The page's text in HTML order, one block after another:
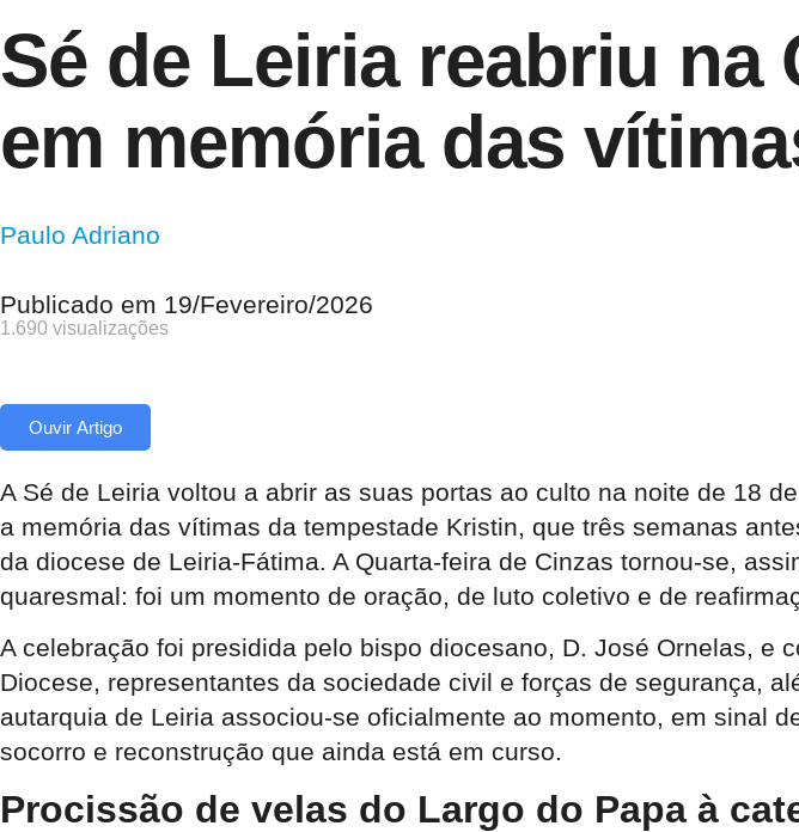
Sé de Leiria reabriu na
em memória das
Paulo Adriano
Publicado em 19/Fevereiro/2026
1.690 visualizações
Ouvir Artigo
A Sé de Leiria voltou a abrir as suas portas ao culto na noite de 18
a memória das vítimas da tempestade Kristin, que três semanas
da diocese de Leiria-Fátima. A Quarta-feira de Cinzas tornou-se,
quaresmal: foi um momento de oração, de luto coletivo e de
A celebração foi presidida pelo bispo diocesano, D. José Ornelas,
Diocese, representantes da sociedade civil e forças de segurança,
autarquia de Leiria associou-se oficialmente ao momento, em sinal
socorro e reconstrução que ainda está em curso.
Procissão de velas do Largo do Papa à